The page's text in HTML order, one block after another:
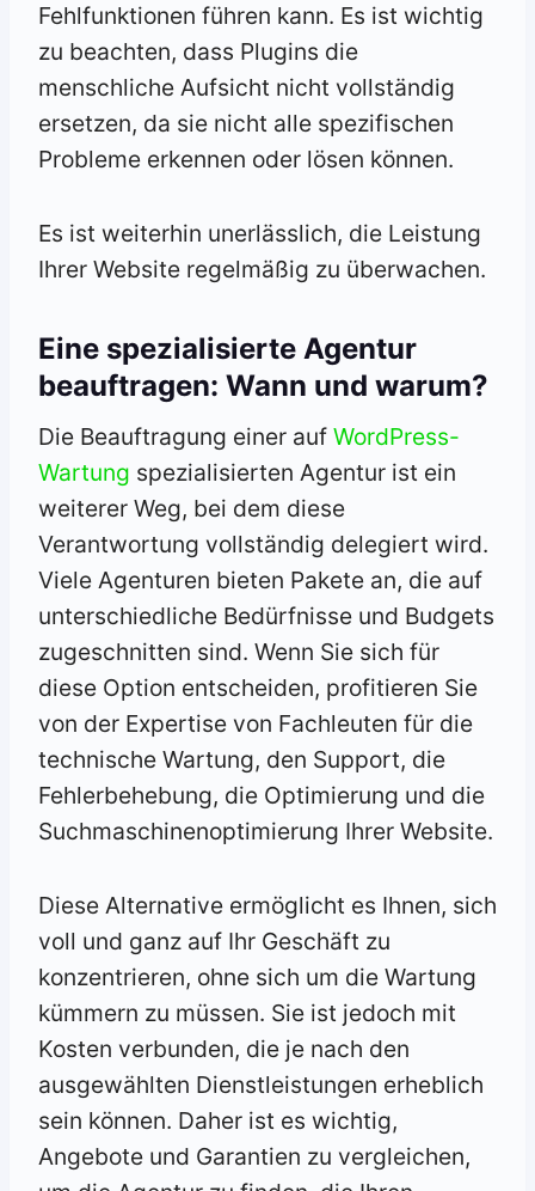
Fehlfunktionen führen kann. Es ist wichtig
zu beachten, dass Plugins die
menschliche Aufsicht nicht vollständig
ersetzen, da sie nicht alle spezifischen
Probleme erkennen oder lösen können.
Es ist weiterhin unerlässlich, die Leistung
Ihrer Website regelmäßig zu überwachen.
Eine spezialisierte Agentur
beauftragen: Wann und warum?
Die Beauftragung einer auf WordPress-
Wartung spezialisierten Agentur ist ein
weiterer Weg, bei dem diese
Verantwortung vollständig delegiert wird.
Viele Agenturen bieten Pakete an, die auf
unterschiedliche Bedürfnisse und Budgets
zugeschnitten sind. Wenn Sie sich für
diese Option entscheiden, profitieren Sie
von der Expertise von Fachleuten für die
technische Wartung, den Support, die
Fehlerbehebung, die Optimierung und die
Suchmaschinenoptimierung Ihrer Website.
Diese Alternative ermöglicht es Ihnen, sich
voll und ganz auf Ihr Geschäft zu
konzentrieren, ohne sich um die Wartung
kümmern zu müssen. Sie ist jedoch mit
Kosten verbunden, die je nach den
ausgewählten Dienstleistungen erheblich
sein können. Daher ist es wichtig,
Angebote und Garantien zu vergleichen,